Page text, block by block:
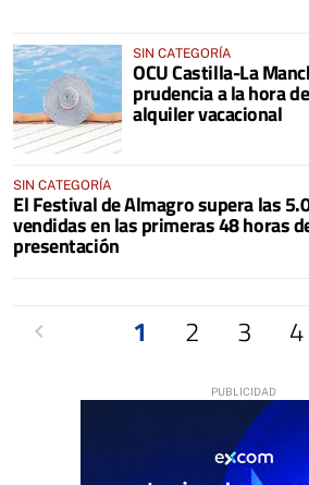
SIN CATEGORÍA
OCU Castilla-La
prudencia a la hora
alquiler vacacional
SIN CATEGORÍA
El Festival de Almagro supera las
vendidas en las primeras 48 horas
presentación
1 2 3 4